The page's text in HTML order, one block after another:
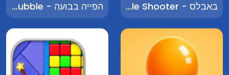
באבלס - Classic Bubble Shooter הפייה בבועה - Fairy in a Bubble